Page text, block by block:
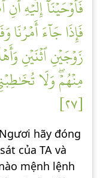
فَأَوۡحَيۡنَآ إِلَيۡهِ
فَإِذَا جَآءَ أَمۡرُنَا
زَوۡجَيۡنِ ٱثۡنَيۡنِ
مِنۡهُمۡۖ وَلَا
[٢٧]
hãy đóng
của TA và
mệnh lệnh